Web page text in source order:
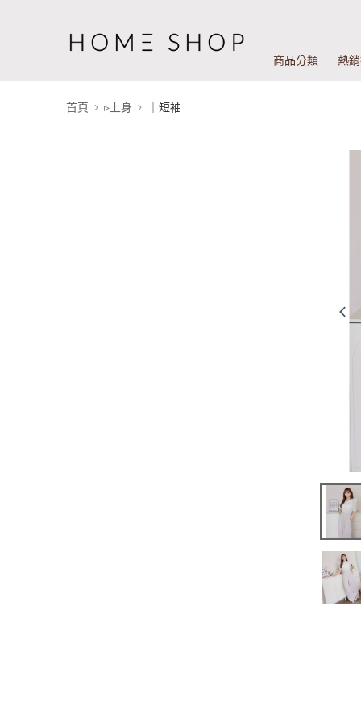
商品分類 熱
首頁 ▹上身 ｜短袖